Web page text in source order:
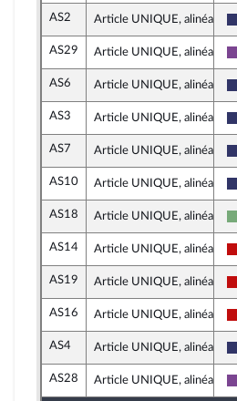
AS2 Article UNIQUE, alinéa 3
AS29 Article UNIQUE, alinéa 3
AS6 Article UNIQUE, alinéa 3
AS3 Article UNIQUE, alinéa 3
AS7 Article UNIQUE, alinéa 4
AS10 Article UNIQUE, alinéa 4
AS18 Article UNIQUE, alinéa 4
AS14 Article UNIQUE, alinéa 4
AS19 Article UNIQUE, alinéa 4
AS16 Article UNIQUE, alinéa 4
AS4 Article UNIQUE, alinéa 4
AS28 Article UNIQUE, alinéa 4